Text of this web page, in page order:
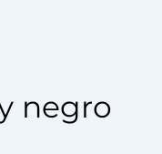
negro